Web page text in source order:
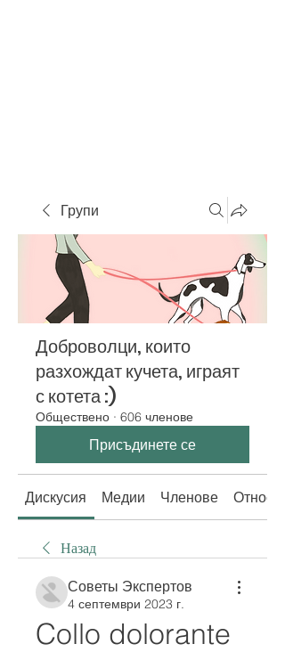
Групи
Доброволци, които
разхождат кучета, играят
с котета :)
Обществено · 606 членове
Присъдинете се
Дискусия Медии Членове Относно
Назад
Советы Экспертов
4 септември 2023 г.
Collo dolorante